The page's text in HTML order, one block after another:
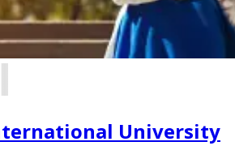
University